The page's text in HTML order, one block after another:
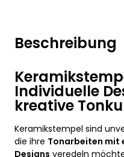
Beschreibung
Individuelle
kreative
Keramikstempel sind
die ihre Tonarbeiten mit
Designs veredeln